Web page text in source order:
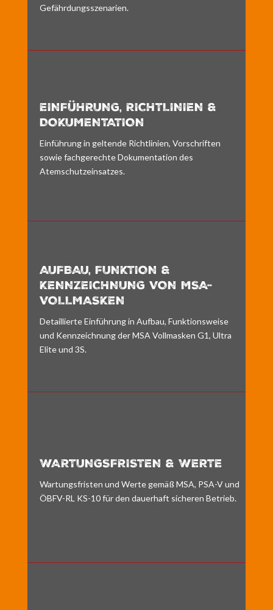
Gefährdungsszenarien.
EINFÜHRUNG, RICHTLINIEN &
DOKUMENTATION
Einführung in geltende Richtlinien, Vorschriften
sowie fachgerechte Dokumentation des
Atemschutzeinsatzes.
AUFBAU, FUNKTION &
KENNZEICHNUNG VON MSA-
VOLLMASKEN
Detaillierte Einführung in Aufbau, Funktionsweise
und Kennzeichnung der MSA Vollmasken G1, Ultra
Elite und 3S.
WARTUNGSFRISTEN & WERTE
Wartungsfristen und Werte gemäß MSA, PSA-V und
ÖBFV-RL KS-10 für den dauerhaft sicheren Betrieb.